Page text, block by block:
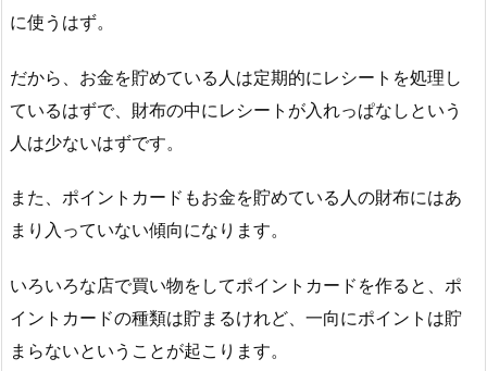
に使うはず。
だから、お金を貯めている人は定期的にレシートを処理し
ているはずで、財布の中にレシートが入れっぱなしという
人は少ないはずです。
また、ポイントカードもお金を貯めている人の財布にはあ
まり入っていない傾向になります。
いろいろな店で買い物をしてポイントカードを作ると、ポ
イントカードの種類は貯まるけれど、一向にポイントは貯
まらないということが起こります。